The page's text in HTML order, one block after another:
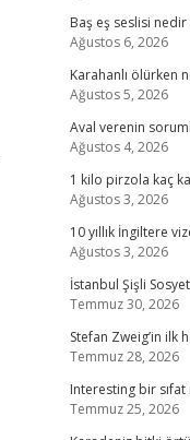
Baş eş seslisi nedir
Ağustos 6, 2026
Karahanlı ölürken
Ağustos 5, 2026
Aval verenin
Ağustos 4, 2026
1 kilo pirzola kaç
Ağustos 3, 2026
10 yıllık İngiltere
Ağustos 3, 2026
İstanbul Şişli
Temmuz 30, 2026
Stefan Zweig’in ilk
Temmuz 28, 2026
Interesting bir sıfat
Temmuz 25, 2026